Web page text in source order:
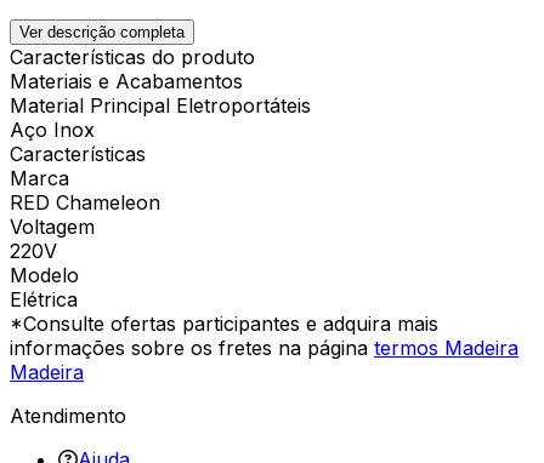
Ver descrição completa
Características do produto
Materiais e Acabamentos
Material Principal Eletroportáteis
Aço Inox
Características
Marca
RED Chameleon
Voltagem
220V
Modelo
Elétrica
*Consulte ofertas participantes e adquira mais
informações sobre os fretes na página termos Madeira
Madeira
Atendimento